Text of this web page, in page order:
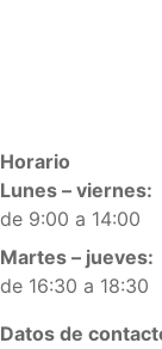
Horario
Lunes – viernes:
de 9:00 a 14:00
Martes – jueves:
de 16:30 a 18:30
Datos de